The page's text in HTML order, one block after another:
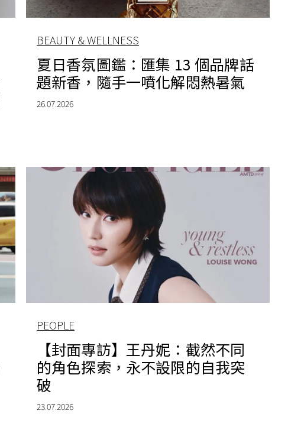
BEAUTY & WELLNESS
夏日香氛圖鑑：匯集 13 個品牌話
題新香，隨手一噴化解悶熱暑氣
26.07.2026
PEOPLE
【封面專訪】王丹妮：截然不同
的角色探索，永不設限的自我突
破
23.07.2026